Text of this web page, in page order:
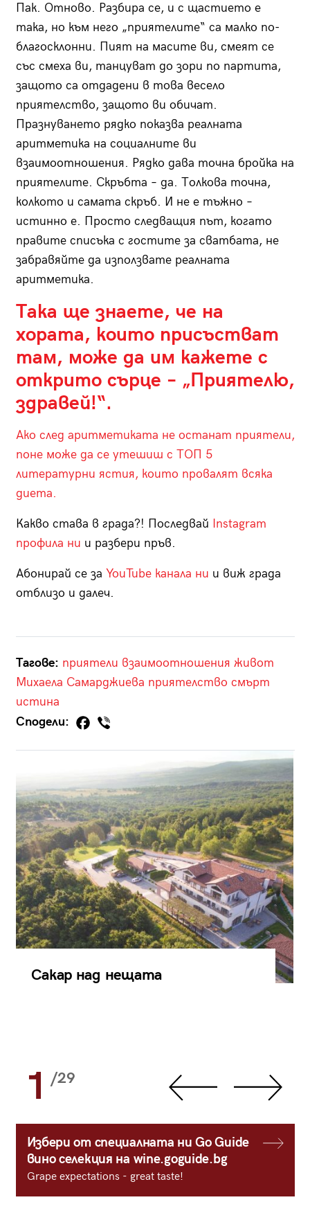
Пак. Отново. Разбира се, и с щастието е
така, но към него „приятелите“ са малко по-
благосклонни. Пият на масите ви, смеят се
със смеха ви, танцуват до зори по партита,
защото са отдадени в това весело
приятелство, защото ви обичат.
Празнуването рядко показва реалната
аритметика на социалните ви
взаимоотношения. Рядко дава точна бройка на
приятелите. Скръбта – да. Толкова точна,
колкото и самата скръб. И не е тъжно –
истинно е. Просто следващия път, когато
правите списъка с гостите за сватбата, не
забравяйте да използвате реалната
аритметика.
Така ще знаете, че на
хората, които присъстват
там, може да им кажете с
открито сърце – „Приятелю,
здравей!“.
Ако след аритметиката не останат приятели,
поне може да се утешиш с ТОП 5
литературни ястия, които провалят всяка
диета.
Какво става в града?! Последвай Instagram
профила ни и разбери пръв.
Абонирай се за YouTube канала ни и виж града
отблизо и далеч.
Тагове: приятели взаимоотношения живот
Михаела Самарджиева приятелство смърт
истина
Сподели:
Сакар над нещата
1 /29
Избери от специалната ни Go Guide
вино селекция на wine.goguide.bg
Grape expectations - great taste!